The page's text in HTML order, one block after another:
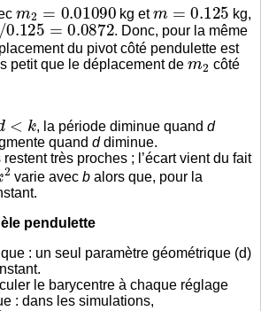
kg et kg,
=0.0872
. Donc, pour la même
du pivot côté pendulette est
petit que le déplacement de
m2
côté
d
, la période diminue quandd
quand ddiminue.
très proches ; l’écart vient du fait
2
varie avecb alors que, pour la
pendulette
: un seul paramètre géométrique (d)
le barycentre à chaque réglage
: dans les simulations,